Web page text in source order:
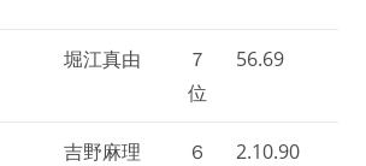
堀江真由
７
位
56.69
吉野麻理
６
2.10.90